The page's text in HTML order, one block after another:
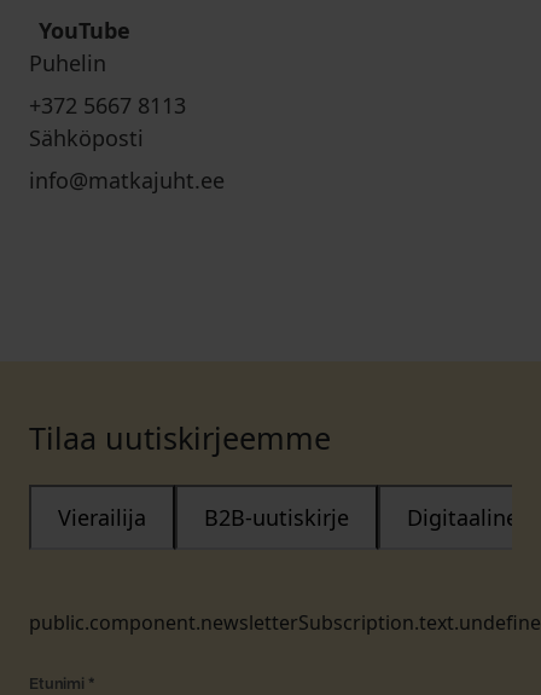
YouTube
Puhelin
+372 5667 8113
Sähköposti
info@matkajuht.ee
Tilaa uutiskirjeemme
Vierailija B2B-uutiskirje Digitaalinen
Etunimi *